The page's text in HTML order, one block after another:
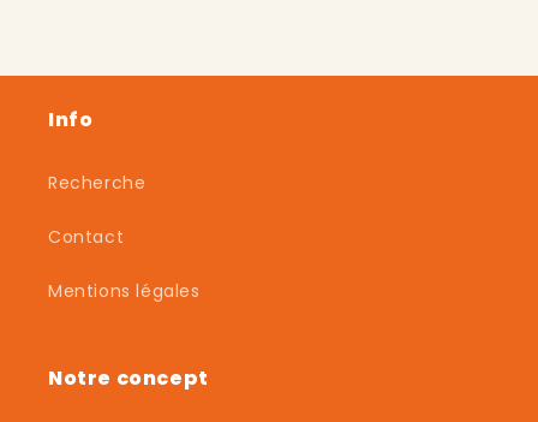
Info
Recherche
Contact
Mentions légales
Notre concept